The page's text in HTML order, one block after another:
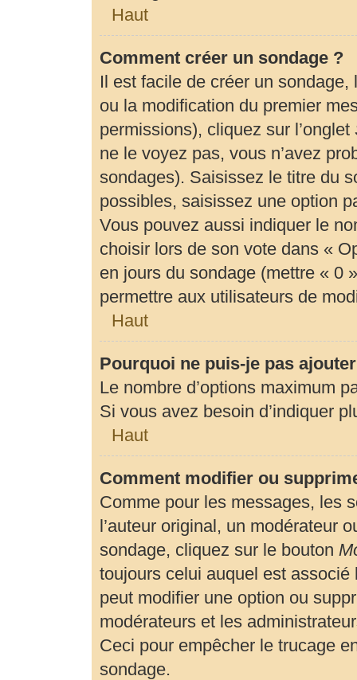
Haut
Comment créer un sondage ?
Il est facile de créer un sondage,
ou la modification du premier
permissions), cliquez sur l’onglet
ne le voyez pas, vous n’avez
sondages). Saisissez le titre du
possibles, saisissez une option
Vous pouvez aussi indiquer le
choisir lors de son vote dans «
en jours du sondage (mettre « 0
permettre aux utilisateurs de
Haut
Pourquoi ne puis-je pas
Le nombre d’options maximum
Si vous avez besoin d’indiquer
Haut
Comment modifier ou
Comme pour les messages, les
l’auteur original, un modérateur
sondage, cliquez sur le bouton
toujours celui auquel est associé
peut modifier une option ou
modérateurs et les
Ceci pour empêcher le trucage
sondage.